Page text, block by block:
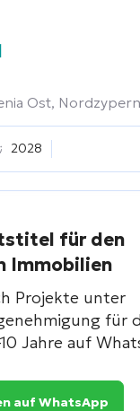
Ost, Nordzypern
2028
für den
Immobilien
Projekte unter
für
Jahre auf
auf WhatsApp